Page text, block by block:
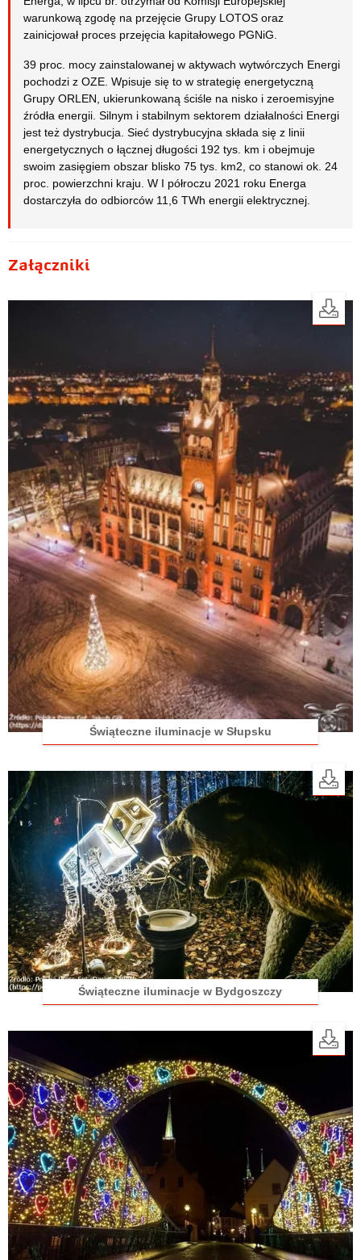
warunkową zgodę na przejęcie Grupy LOTOS oraz
zainicjował proces przejęcia kapitałowego PGNiG.
39 proc. mocy zainstalowanej w aktywach wytwórczych Energi
pochodzi z OZE. Wpisuje się to w strategię energetyczną
Grupy ORLEN, ukierunkowaną ściśle na nisko i zeroemisyjne
źródła energii. Silnym i stabilnym sektorem działalności Energi
jest też dystrybucja. Sieć dystrybucyjna składa się z linii
energetycznych o łącznej długości 192 tys. km i obejmuje
swoim zasięgiem obszar blisko 75 tys. km2, co stanowi ok. 24
proc. powierzchni kraju. W I półroczu 2021 roku Energa
dostarczyła do odbiorców 11,6 TWh energii elektrycznej.
Załączniki
Świąteczne iluminacje w Słupsku
Świąteczne iluminacje w Bydgoszczy